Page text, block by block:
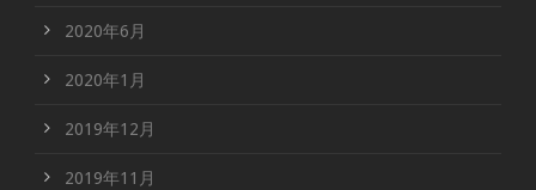
2020年6月
2020年1月
2019年12月
2019年11月